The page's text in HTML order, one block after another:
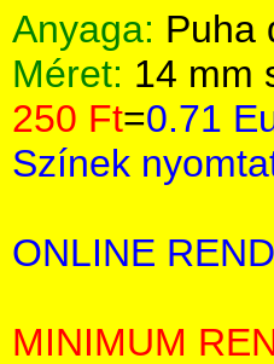
Anyaga: Puha
Méret: 14 mm
250 Ft=0.71
Színek
ONLINE
MINIMUM